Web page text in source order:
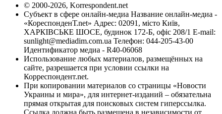
© 2000-2026, Korrespondent.net
Субъект в сфере онлайн-медиа Название онлайн-медиа -
«КореспонденТ.net» Адрес: 02091, місто Київ,
ХАРКІВСЬКЕ ШОСЕ, будинок 172-Б, офіс 208/1 E-mail:
sunlight@mediadim.com.ua Телефон: 044-205-43-00
Идентификатор медиа - R40-06068
Использование любых материалов, размещённых на
сайте, разрешается при условии ссылки на
Корреспондент.net.
При копировании материалов со страницы «Новости
Украины и мира», для интернет-изданий – обязательна
прямая открытая для поисковых систем гиперссылка.
Ссылка должна быть размещена в независимости от